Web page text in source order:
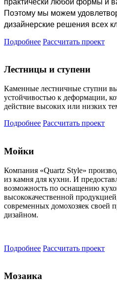
Поэтому мы можем
дизайнерские решения всех
Подробнее Рассчитать проект
Лестницы и ступени
Каменные лестничные ступни
устойчивостью к деформации,
действие высоких или низких
Подробнее Рассчитать проект
Мойки
Компания «Quartz Style»
из камня для кухни. И
возможность по оснащению
высококачественной
современных домохозяек своей
дизайном.
Подробнее Рассчитать проект
Мозаика